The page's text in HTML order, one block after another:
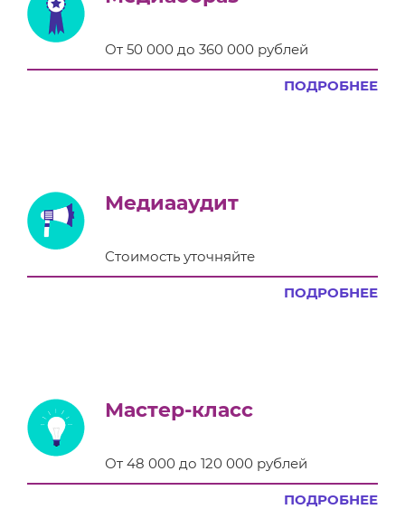
От 50 000 до 360 000 рублей
ПОДРОБНЕЕ
Медиааудит
Стоимость уточняйте
ПОДРОБНЕЕ
Мастер-класс
От 48 000 до 120 000 рублей
ПОДРОБНЕЕ